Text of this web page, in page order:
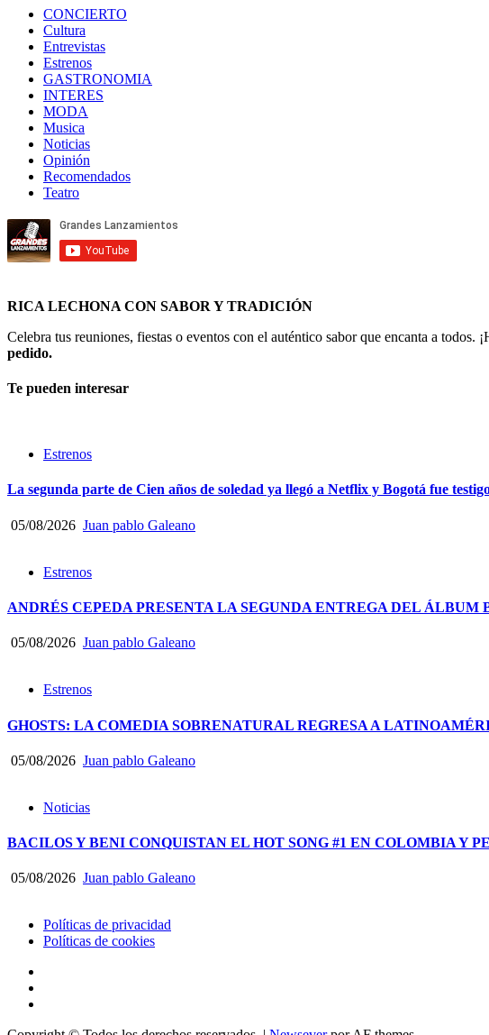
CONCIERTO
Cultura
Entrevistas
Estrenos
GASTRONOMIA
INTERES
MODA
Musica
Noticias
Opinión
Recomendados
Teatro
RICA LECHONA CON SABOR Y TRADICIÓN
Celebra tus reuniones, fiestas o eventos con el auténtico sabor que encanta a todos.
pedido.
Te pueden interesar
Estrenos
La segunda parte de Cien años de soledad ya llegó a Netflix y Bogotá fue
05/08/2026 Juan pablo Galeano
Estrenos
ANDRÉS CEPEDA PRESENTA LA SEGUNDA ENTREGA DEL ÁLBUM
05/08/2026 Juan pablo Galeano
Estrenos
GHOSTS: LA COMEDIA SOBRENATURAL REGRESA A
05/08/2026 Juan pablo Galeano
Noticias
BACILOS Y BENI CONQUISTAN EL HOT SONG #1 EN COLOMBIA Y
05/08/2026 Juan pablo Galeano
Políticas de privacidad
Políticas de cookies